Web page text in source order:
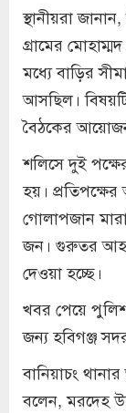
স্থানীয়রা
গ্রামের
মধ্যে বাড়ির
আসছিল।
বৈঠকের
শলিসে দুই
হয়।
গোলাপজান
জন। গুরুতর আহত
দেওয়া হচ্ছে।
খবর পেয়ে
জন্য হবিগঞ্জ
বানিয়াচং
বলেন, মরদেহ